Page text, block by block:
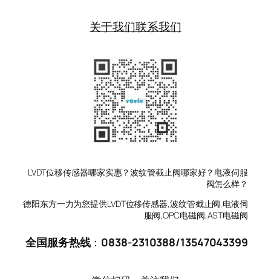
关于我们联系我们
LVDT位移传感器哪家实惠？波纹管截止阀哪家好？电液伺服
阀怎么样？
德阳东方一力为您提供LVDT位移传感器,波纹管截止阀,电液伺
服阀,OPC电磁阀,AST电磁阀
全国服务热线： 0838-2310388/13547043399